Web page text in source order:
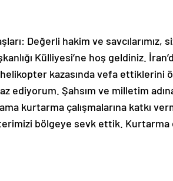
Değerli hakim ve savcılarımız,
Külliyesi’ne hoş geldiniz.
kazasında vefa ettiklerini
ediyorum. Şahsım ve milletim
kurtarma çalışmalarına katkı
bölgeye sevk ettik. Kurtarma